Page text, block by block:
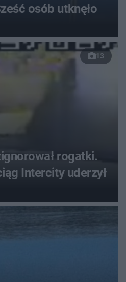
osób utknęło
13
rogatki.
Intercity uderzył